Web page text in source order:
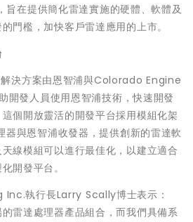
旨在提供簡化雷達實施的硬體、軟體及
門檻，加快客戶雷達應用的上市。
決方案由恩智浦與Colorado Engine
開發人員使用恩智浦技術，快速開發
個開放靈活的開發平台採用模組化架
器與恩智浦收發器，提供創新的雷達軟
線模組可以進行最佳化，以建立適合
開發平台。
執行長Larry Scally博士表示：
的雷達處理器產品組合，而我們具備系